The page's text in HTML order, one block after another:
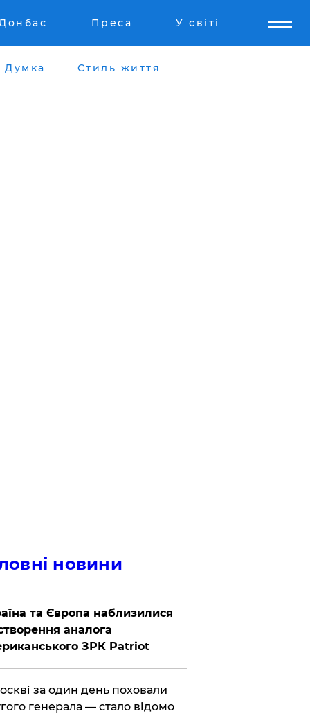
Преса У світі
Думка Стиль життя
новини
та Європа наблизилися
аналога
ЗРК Patriot
за один день поховали
генерала — стало відомо